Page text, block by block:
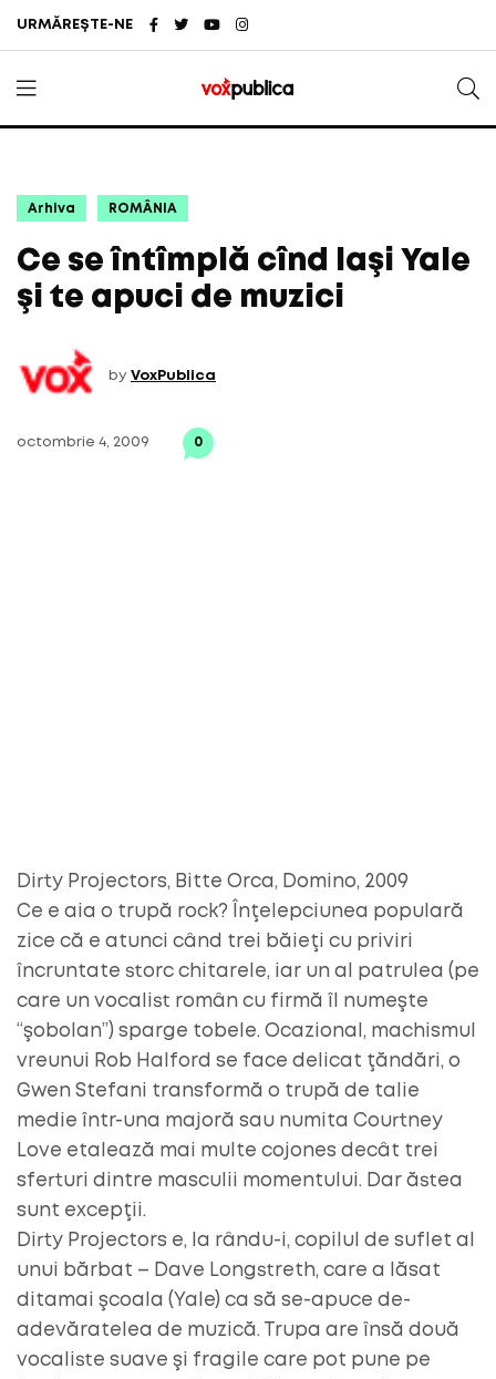
URMĂREȘTE-NE
Arhiva ROMÂNIA
Ce se întîmplă cînd laşi Yale
şi te apuci de muzici
by VoxPublica
octombrie 4, 2009 0
Dirty Projectors, Bitte Orca, Domino, 2009
Ce e aia o trupă rock? Înţelepciunea populară
zice că e atunci când trei băieţi cu priviri
încruntate storc chitarele, iar un al patrulea (pe
care un vocalist român cu firmă îl numeşte
“şobolan”) sparge tobele. Ocazional, machismul
vreunui Rob Halford se face delicat ţăndări, o
Gwen Stefani transformă o trupă de talie
medie într-una majoră sau numita Courtney
Love etalează mai multe cojones decât trei
sferturi dintre masculii momentului. Dar ăstea
sunt excepţii.
Dirty Projectors e, la rându-i, copilul de suflet al
unui bărbat – Dave Longstreth, care a lăsat
ditamai şcoala (Yale) ca să se-apuce de-
adevăratelea de muzică. Trupa are însă două
vocaliste suave şi fragile care pot pune pe